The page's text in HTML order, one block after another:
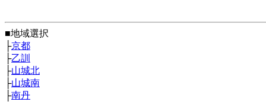
■地域選択
├京都
├乙訓
├山城北
├山城南
├南丹